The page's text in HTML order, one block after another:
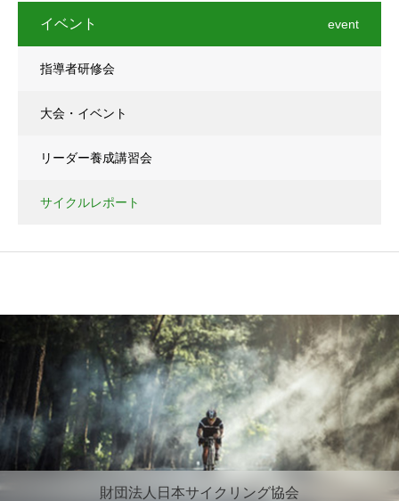
イベント event
指導者研修会
大会・イベント
リーダー養成講習会
サイクルレポート
財団法人日本サイクリング協会